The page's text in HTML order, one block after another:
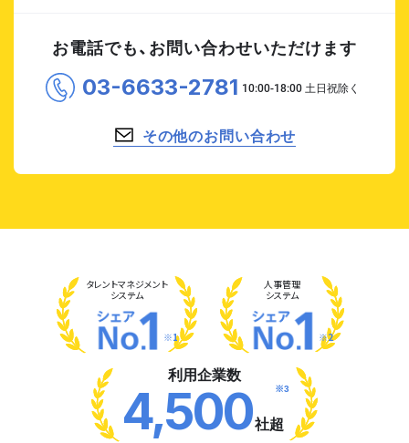
お電話でも、お問い合わせいただけます
03-6633-2781
その他のお問い合わせ
タレントマネジメント
システム
※1
人事管理
システム
※2
利用企業数
4,500社超
※3